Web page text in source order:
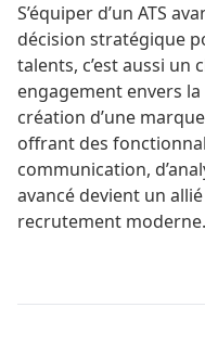
S’équiper d’un ATS
décision stratégique
talents, c’est aussi un
engagement envers
création d’une
offrant des
communication,
avancé devient un
recrutement moderne.